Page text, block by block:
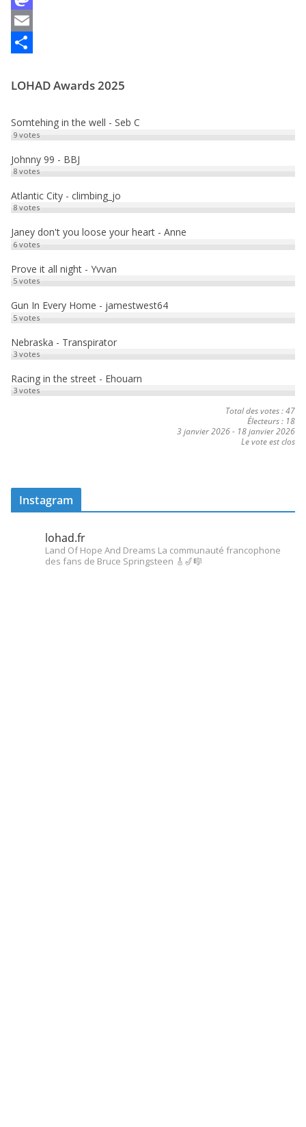
a
c
b
o
M
a
t
d
n
E
a
l
a
t
g
e
r
LOHAD Awards 2025
Somtehing in the well - Seb C
9votes
Johnny 99 - BBJ
8votes
Atlantic City - climbing_jo
8votes
Janey don't you loose your heart - Anne
6votes
Prove it all night - Yvvan
5votes
Gun In Every Home - jamestwest64
5votes
Nebraska - Transpirator
3votes
Racing in the street - Ehouarn
3votes
Total des votes : 47
Électeurs : 18
3 janvier 2026- 18 janvier 2026
Le vote est clos
Instagram
lohad.fr
Land Of Hope And Dreams La communauté francophone
des fans de Bruce Springsteen 🎸🎷🎼